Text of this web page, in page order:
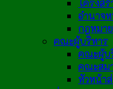
โครงส
อำนาจ
กฎหมา
คณะผู้บริหาร
คณะผู้บ
คณะสม
หัวหน้า